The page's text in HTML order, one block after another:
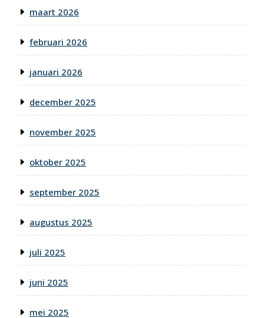
maart 2026
februari 2026
januari 2026
december 2025
november 2025
oktober 2025
september 2025
augustus 2025
juli 2025
juni 2025
mei 2025